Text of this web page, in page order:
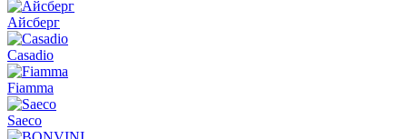
Айсберг
Casadio
Fiamma
Saeco